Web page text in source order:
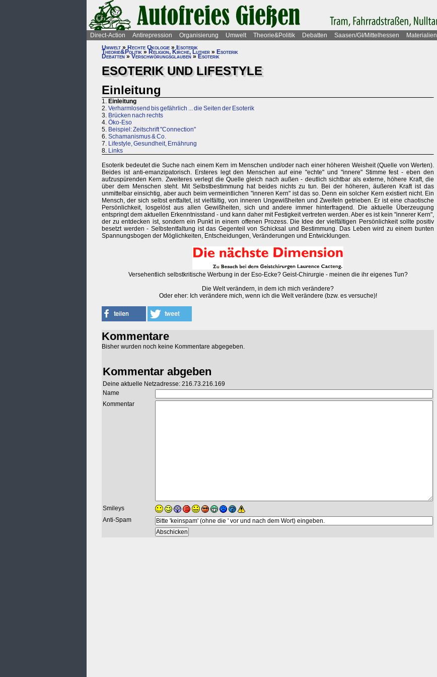
Direct-Action Antirepression Organisierung Umwelt Theorie&Politik Debatten Saasen/GI/Mittelhessen Materialien
Umwelt » Rechte Ökologie » Esoterik
Theorie&Politik » Religion, Kirche, Luther » Esoterik
Debatten » Verschwörungsglauben » Esoterik
ESOTERIK UND LIFESTYLE
Einleitung
1. Einleitung
2. Verharmlosend bis gefährlich ... die Seiten der Esoterik
3. Brücken nach rechts
4. Öko-Eso
5. Beispiel: Zeitschrift "Connection"
6. Schamanismus & Co.
7. Lifestyle, Gesundheit, Ernährung
8. Links
Esoterik bedeutet die Suche nach einem Kern im Menschen und/oder nach einer höheren Weisheit (Quelle von Werten).
Beides ist anti-emanzipatorisch. Ersteres legt den Menschen auf eine "echte" und "innere" Stimme fest - eben den
aufzuspürenden Kern. Zweiteres verlegt die Quelle gleich nach außen - deutlich sichtbar als externe, höhere Kraft, die
über dem Menschen steht. Mit Selbstbestimmung hat beides nichts zu tun. Bei der höheren, äußeren Kraft ist das
unmittelbar einsichtig, aber auch beim vermeintlichen "inneren Kern" ist das so. Denn ein solcher Kern existiert nicht. Ein
Mensch, der sich selbst entfaltet, ist vielfältig, von inneren Ungewißheiten und Zweifeln getrieben. Er ist eine chaotische
Persönlichkeit, losgelöst aus allen Gewißheiten, sich und andere immer hinterfragend. Die aktuelle Überzeugung
entspringt dem aktuellen Erkenntnisstand - und kann daher mit Festigkeit vertreten werden. Aber es ist kein "innerer Kern",
der zu entdecken ist, sondern ein Punkt in einem offenen Prozess. Die Idee der vielfältigen Persönlichkeit sollte positiv
besetzt werden - Selbstentfaltung ist das Gegenteil von Schicksal und Bestimmung. Das Leben wird zu einem bunten
Spannungsbogen der Möglichkeiten, Entscheidungen, Veränderungen und Entwicklungen.
Versehentlich selbstkritische Werbung in der Eso-Ecke? Geist-Chirurgie - meinen die ihr eigenes Tun?
Die Welt verändern, in dem ich mich verändere?
Oder eher: Ich verändere mich, wenn ich die Welt verändere (bzw. es versuche)!
Kommentare
Bisher wurden noch keine Kommentare abgegeben.
Kommentar abgeben
Deine aktuelle Netzadresse: 216.73.216.169
Name
Kommentar
Smileys
Anti-Spam